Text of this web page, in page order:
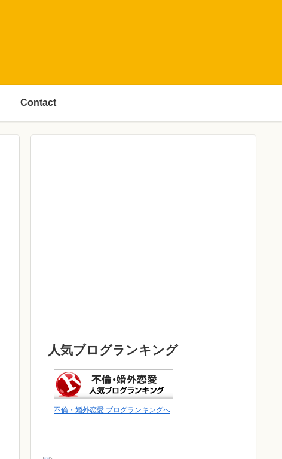
Contact
人気ブログランキング
不倫・婚外恋愛 ブログランキングへ